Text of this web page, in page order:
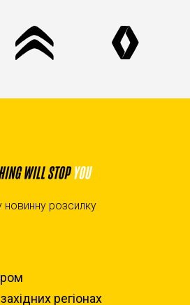
новинну розсилку
регіонах